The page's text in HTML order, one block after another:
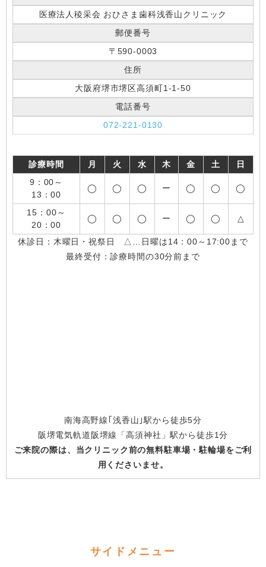
医療法人稜采会 おひさま歯科浅香山クリニック
郵便番号
〒590-0003
住所
大阪府堺市堺区高須町1-1-50
電話番号
072-221-0130
診療時間 月 火 水 木 金 土
日
9：00～
13：00
◯ ◯ ◯ ー ◯ ◯ ◯
15：00～
20：00
◯ ◯ ◯ ー ◯ ◯ △
休診日：木曜日・祝祭日 △…日曜は14：00～17:00まで
最終受付：診療時間の30分前まで
南海高野線｢浅香山｣駅から徒歩5分
阪堺電気軌道阪堺線「高須神社」駅から徒歩1分
ご来院の際は、当クリニック前の無料駐車場・駐輪場をご利
用くださいませ。
サイドメニュー